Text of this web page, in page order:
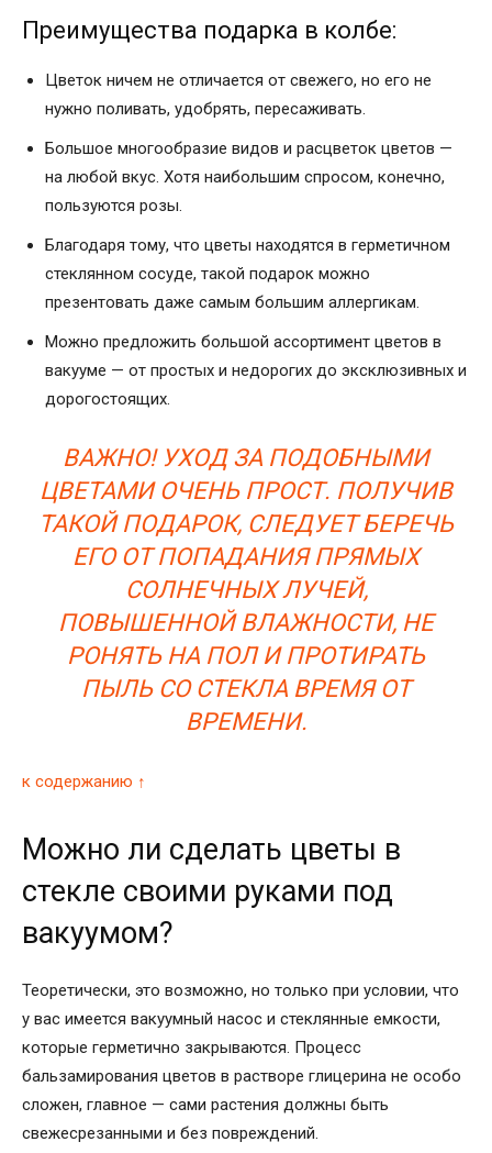
Преимущества подарка в колбе:
Цветок ничем не отличается от свежего, но его не
нужно поливать, удобрять, пересаживать.
Большое многообразие видов и расцветок цветов —
на любой вкус. Хотя наибольшим спросом, конечно,
пользуются розы.
Благодаря тому, что цветы находятся в герметичном
стеклянном сосуде, такой подарок можно
презентовать даже самым большим аллергикам.
Можно предложить большой ассортимент цветов в
вакууме — от простых и недорогих до эксклюзивных и
дорогостоящих.
ВАЖНО! УХОД ЗА ПОДОБНЫМИ
ЦВЕТАМИ ОЧЕНЬ ПРОСТ. ПОЛУЧИВ
ТАКОЙ ПОДАРОК, СЛЕДУЕТ БЕРЕЧЬ
ЕГО ОТ ПОПАДАНИЯ ПРЯМЫХ
СОЛНЕЧНЫХ ЛУЧЕЙ,
ПОВЫШЕННОЙ ВЛАЖНОСТИ, НЕ
РОНЯТЬ НА ПОЛ И ПРОТИРАТЬ
ПЫЛЬ СО СТЕКЛА ВРЕМЯ ОТ
ВРЕМЕНИ.
к содержанию ↑
Можно ли сделать цветы в
стекле своими руками под
вакуумом?
Теоретически, это возможно, но только при условии, что
у вас имеется вакуумный насос и стеклянные емкости,
которые герметично закрываются. Процесс
бальзамирования цветов в растворе глицерина не особо
сложен, главное — сами растения должны быть
свежесрезанными и без повреждений.